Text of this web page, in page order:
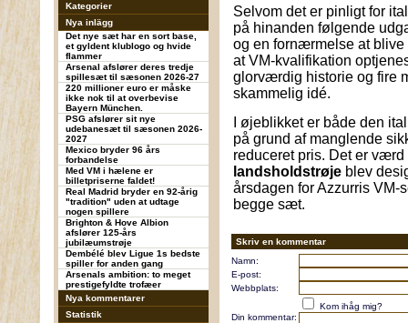
Kategorier
Nya inlägg
Det nye sæt har en sort base,
et gyldent klublogo og hvide
flammer
Arsenal afslører deres tredje
spillesæt til sæsonen 2026-27
220 millioner euro er måske
ikke nok til at overbevise
Bayern München.
PSG afslører sit nye
udebanesæt til sæsonen 2026-
2027
Mexico bryder 96 års
forbandelse
Med VM i hælene er
billetpriserne faldet!
Real Madrid bryder en 92-årig
"tradition" uden at udtage
nogen spillere
Brighton & Hove Albion
afslører 125-års
jubilæumstrøje
Dembélé blev Ligue 1s bedste
spiller for anden gang
Arsenals ambition: to meget
prestigefyldte trofæer
Nya kommentarer
Statistik
Selvom det er pinligt for
på hinanden følgende
og en fornærmelse at blive
at VM-kvalifikation
glorværdig historie og fire
skammelig idé.
I øjeblikket er både den
på grund af manglende
reduceret pris. Det er
landsholdstrøje blev
årsdagen for Azzurris VM-
begge sæt.
Skriv en kommentar
Namn:
E-post:
Webbplats:
Kom ihåg mig?
Din kommentar: